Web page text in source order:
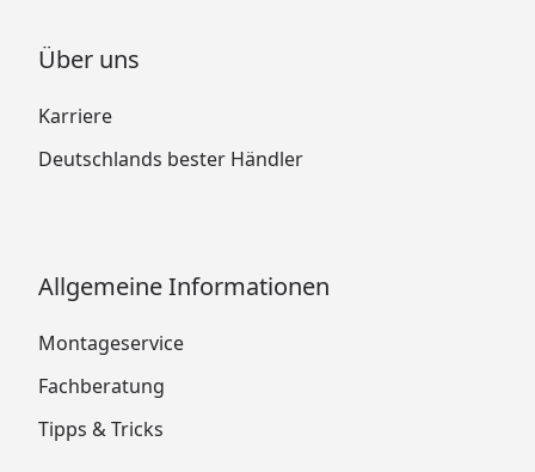
Über uns
Karriere
Deutschlands bester Händler
Allgemeine Informationen
Montageservice
Fachberatung
Tipps & Tricks